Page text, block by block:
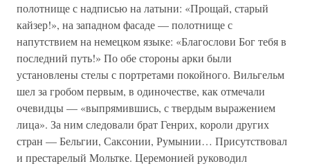
полотнище с надписью на латыни: «Прощай, старый
кайзер!», на западном фасаде — полотнище с
напутствием на немецком языке: «Благослови Бог тебя в
последний путь!» По обе стороны арки были
установлены стелы с портретами покойного. Вильгельм
шел за гробом первым, в одиночестве, как отмечали
очевидцы — «выпрямившись, с твердым выражением
лица». За ним следовали брат Генрих, короли других
стран — Бельгии, Саксонии, Румынии… Присутствовал
и престарелый Мольтке. Церемонией руководил